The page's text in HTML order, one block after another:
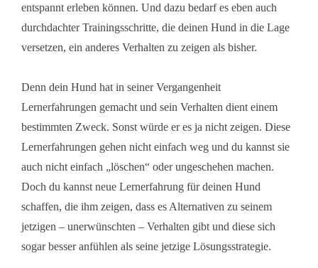
entspannt erleben können. Und dazu bedarf es eben auch
durchdachter Trainingsschritte, die deinen Hund in die Lage
versetzen, ein anderes Verhalten zu zeigen als bisher.
Denn dein Hund hat in seiner Vergangenheit
Lernerfahrungen gemacht und sein Verhalten dient einem
bestimmten Zweck. Sonst würde er es ja nicht zeigen. Diese
Lernerfahrungen gehen nicht einfach weg und du kannst sie
auch nicht einfach „löschen“ oder ungeschehen machen.
Doch du kannst neue Lernerfahrung für deinen Hund
schaffen, die ihm zeigen, dass es Alternativen zu seinem
jetzigen – unerwünschten – Verhalten gibt und diese sich
sogar besser anfühlen als seine jetzige Lösungsstrategie.